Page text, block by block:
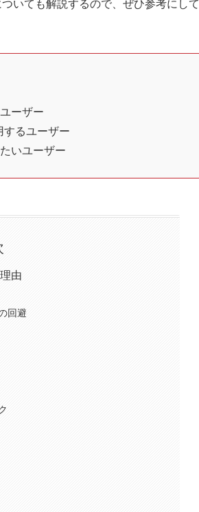
いても解説するので、ぜひ参考にして
ーザー
るユーザー
いユーザー
由
回避